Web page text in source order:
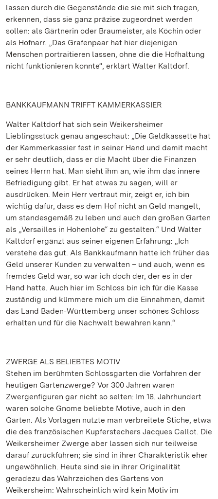
lassen durch die Gegenstände die sie mit sich tragen,
erkennen, dass sie ganz präzise zugeordnet werden
sollen: als Gärtnerin oder Braumeister, als Köchin oder
als Hofnarr. „Das Grafenpaar hat hier diejenigen
Menschen portraitieren lassen, ohne die die Hofhaltung
nicht funktionieren konnte“, erklärt Walter Kaltdorf.
BANKKAUFMANN TRIFFT KAMMERKASSIER
Walter Kaltdorf hat sich sein Weikersheimer
Lieblingsstück genau angeschaut: „Die Geldkassette hat
der Kammerkassier fest in seiner Hand und damit macht
er sehr deutlich, dass er die Macht über die Finanzen
seines Herrn hat. Man sieht ihm an, wie ihm das innere
Befriedigung gibt. Er hat etwas zu sagen, will er
ausdrücken. Mein Herr vertraut mir, zeigt er, ich bin
wichtig dafür, dass es dem Hof nicht an Geld mangelt,
um standesgemäß zu leben und auch den großen Garten
als „Versailles in Hohenlohe“ zu gestalten.“ Und Walter
Kaltdorf ergänzt aus seiner eigenen Erfahrung: „Ich
verstehe das gut. Als Bankkaufmann hatte ich früher das
Geld unserer Kunden zu verwalten – und auch, wenn es
fremdes Geld war, so war ich doch der, der es in der
Hand hatte. Auch hier im Schloss bin ich für die Kasse
zuständig und kümmere mich um die Einnahmen, damit
das Land Baden-Württemberg unser schönes Schloss
erhalten und für die Nachwelt bewahren kann.“
ZWERGE ALS BELIEBTES MOTIV
Stehen im berühmten Schlossgarten die Vorfahren der
heutigen Gartenzwerge? Vor 300 Jahren waren
Zwergenfiguren gar nicht so selten: Im 18. Jahrhundert
waren solche Gnome beliebte Motive, auch in den
Gärten. Als Vorlagen nutzte man verbreitete Stiche, etwa
die des französischen Kupferstechers Jacques Callot. Die
Weikersheimer Zwerge aber lassen sich nur teilweise
darauf zurückführen; sie sind in ihrer Charakteristik eher
ungewöhnlich. Heute sind sie in ihrer Originalität
geradezu das Wahrzeichen des Gartens von
Weikersheim: Wahrscheinlich wird kein Motiv im